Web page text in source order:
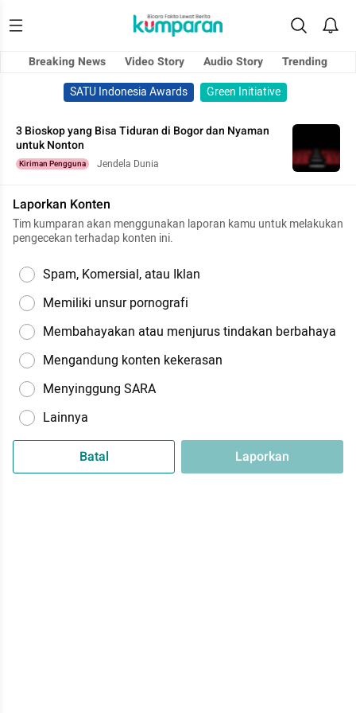
Breaking News Video Story Audio Story
Trending
SATU Indonesia Awards
Green Initiative
3 Bioskop yang Bisa Tiduran di Bogor dan Nyaman
untuk Nonton
Kiriman Pengguna Jendela Dunia
Laporkan Konten
Tim kumparan akan menggunakan laporan kamu untuk melakukan
pengecekan terhadap konten ini.
Spam, Komersial, atau Iklan
Memiliki unsur pornografi
Membahayakan atau menjurus tindakan berbahaya
Mengandung konten kekerasan
Menyinggung SARA
Lainnya
Batal Laporkan